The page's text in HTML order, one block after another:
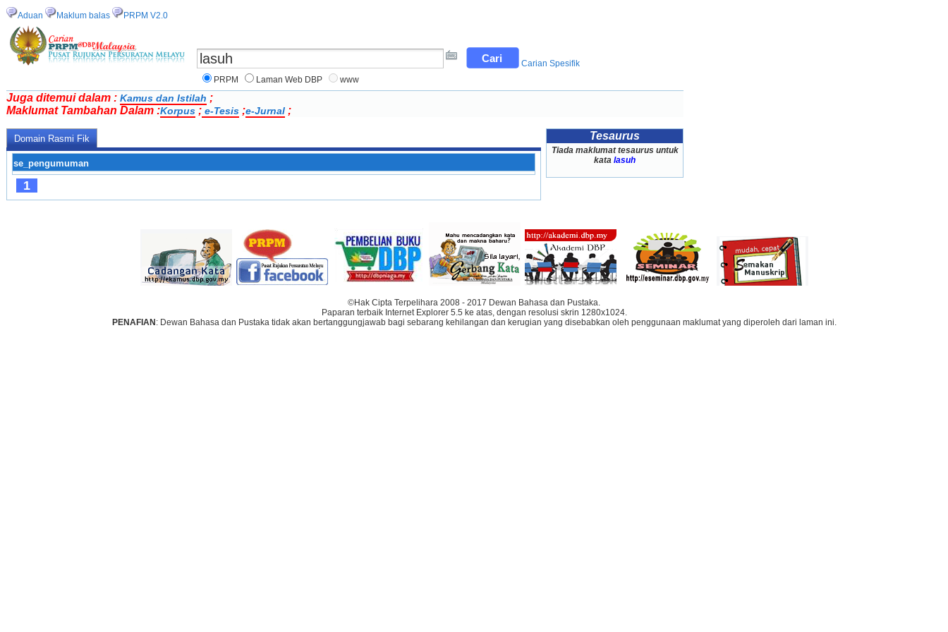
Aduan Maklum balas PRPM V2.0
Carian Spesifik
PRPM
Laman Web DBP www
Juga ditemui dalam : Kamus dan Istilah ;
Maklumat Tambahan Dalam :Korpus ; e-Tesis ;e-Jurnal ;
Domain Rasmi Fik
se_pengumuman
1
Tesaurus
Tiada maklumat tesaurus untuk
kata lasuh
©Hak Cipta Terpelihara 2008 - 2017 Dewan Bahasa dan Pustaka.
Paparan terbaik Internet Explorer 5.5 ke atas, dengan resolusi skrin 1280x1024.
PENAFIAN : Dewan Bahasa dan Pustaka tidak akan bertanggungjawab bagi sebarang kehilangan dan kerugian yang disebabkan oleh penggunaan maklumat yang diperoleh dari laman ini.